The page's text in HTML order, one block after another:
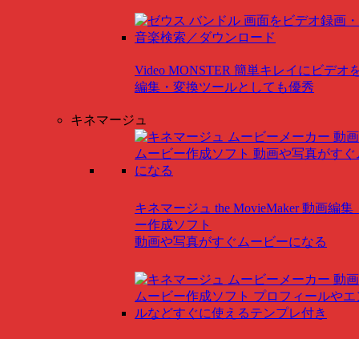
Video MONSTER 簡単キレイにビデオ
編集・変換ツールとしても優秀
キネマージュ
キネマージュ the MovieMaker 動画編集
ー作成ソフト
動画や写真がすぐムービーになる